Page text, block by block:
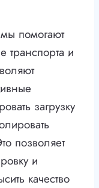
помогают
транспорта и
загрузку
позволяет
и
качество